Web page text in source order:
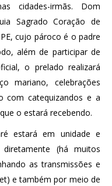
cidades-irmãs. Dom
Sagrado Coração de
cujo pároco é o padre
além de participar de
o prelado realizará
mariano, celebrações
com catequizandos e a
o estará recebendo.
estará em unidade e
(há muitos
as transmissões e
e também por meio de